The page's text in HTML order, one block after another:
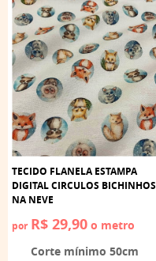
TECIDO FLANELA ESTAMPA
DIGITAL CIRCULOS BICHINHOS
NA NEVE
por R$ 29,90 o metro
Corte mínimo 50cm